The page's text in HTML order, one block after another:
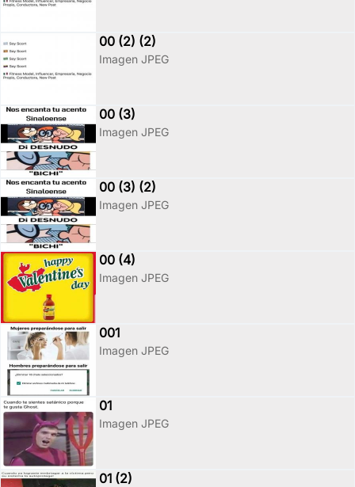
00 (2) (2)
Imagen JPEG
00 (3)
Imagen JPEG
00 (3) (2)
Imagen JPEG
00 (4)
Imagen JPEG
001
Imagen JPEG
01
Imagen JPEG
01 (2)